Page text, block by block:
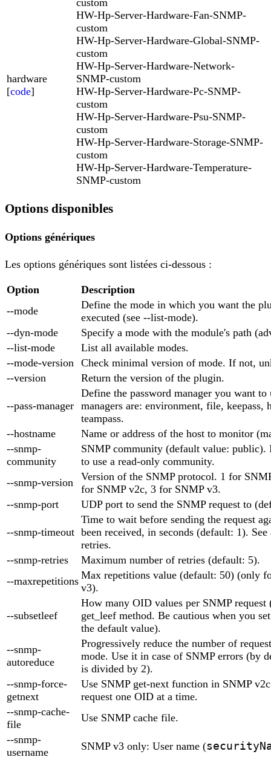
hardware
[code]
HW-Hp-Server-Hardware-Fan-SNMP-
custom
HW-Hp-Server-Hardware-Global-SNMP-
custom
HW-Hp-Server-Hardware-Network-
SNMP-custom
HW-Hp-Server-Hardware-Pc-SNMP-
custom
HW-Hp-Server-Hardware-Psu-SNMP-
custom
HW-Hp-Server-Hardware-Storage-SNMP-
custom
HW-Hp-Server-Hardware-Temperature-
SNMP-custom
Options disponibles
Options génériques
Les options génériques sont listées ci-dessous :
Option
Description
--mode
Define the mode in which you want the
executed (see --list-mode).
--dyn-mode
Specify a mode with the module's path
--list-mode
List all available modes.
--mode-version
Check minimal version of mode. If not,
--version
Return the version of the plugin.
--pass-manager
Define the password manager you want to
managers are: environment, file, keepass,
teampass.
--hostname
Name or address of the host to monitor
--snmp-
community
SNMP community (default value: public).
to use a read-only community.
--snmp-version
Version of the SNMP protocol. 1 for
for SNMP v2c, 3 for SNMP v3.
--snmp-port
UDP port to send the SNMP request to
--snmp-timeout
Time to wait before sending the request
been received, in seconds (default: 1).
retries.
--snmp-retries
Maximum number of retries (default: 5).
--maxrepetitions Max repetitions value (default: 50) (only
v3).
--subsetleef
How many OID values per SNMP
get_leef method. Be cautious when you
the default value).
--snmp-
autoreduce
Progressively reduce the number of
mode. Use it in case of SNMP errors (by
is divided by 2).
--snmp-force-
getnext
Use SNMP get-next function in SNMP
request one OID at a time.
--snmp-cache-
file
Use SNMP cache file.
--snmp-
username
SNMP v3 only: User name (